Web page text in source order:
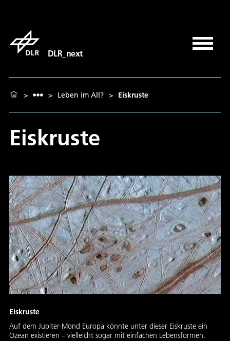
DLR_next
> > Leben im All? > Eiskruste
Eiskruste
Eiskruste
Auf dem Jupiter-Mond Europa könnte unter dieser Eiskruste ein
Ozean existieren – vielleicht sogar mit einfachen Lebensformen.